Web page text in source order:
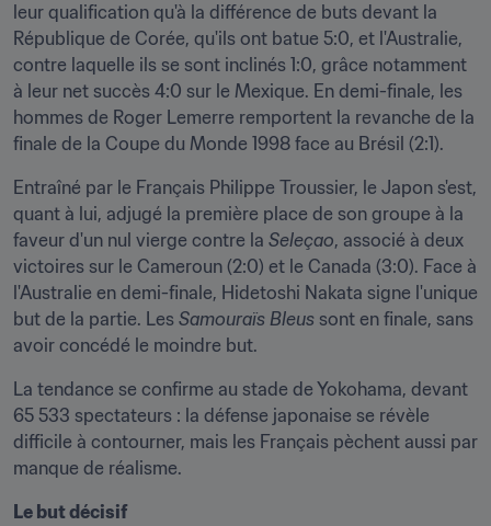
leur qualification qu'à la différence de buts devant la
République de Corée, qu'ils ont batue 5:0, et l'Australie,
contre laquelle ils se sont inclinés 1:0, grâce notamment
à leur net succès 4:0 sur le Mexique. En demi-finale, les
hommes de Roger Lemerre remportent la revanche de la
finale de la Coupe du Monde 1998 face au Brésil (2:1).
Entraîné par le Français Philippe Troussier, le Japon s'est,
quant à lui, adjugé la première place de son groupe à la
faveur d'un nul vierge contre la Seleçao, associé à deux
victoires sur le Cameroun (2:0) et le Canada (3:0). Face à
l'Australie en demi-finale, Hidetoshi Nakata signe l'unique
but de la partie. Les Samouraïs Bleus sont en finale, sans
avoir concédé le moindre but.
La tendance se confirme au stade de Yokohama, devant
65 533 spectateurs : la défense japonaise se révèle
difficile à contourner, mais les Français pèchent aussi par
manque de réalisme.
Le but décisif